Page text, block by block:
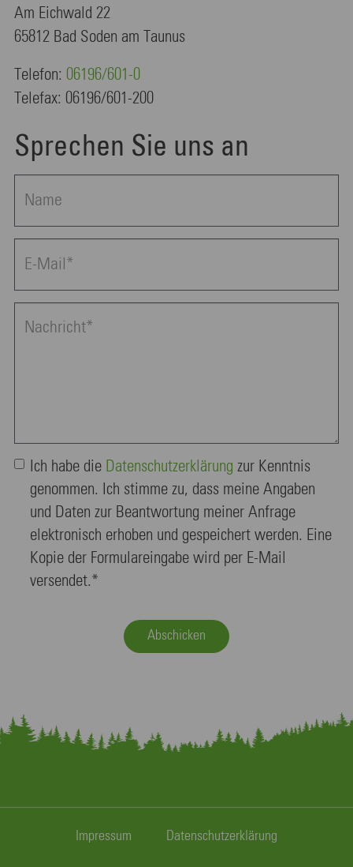
Am Eichwald 22
65812 Bad Soden am Taunus
Telefon: 06196/601-0
Telefax: 06196/601-200
Sprechen Sie uns an
Ich habe die Daten­schutz­erklä­rung zur Kenntnis
genommen. Ich stimme zu, dass meine Angaben
und Daten zur Beantwortung meiner Anfrage
elektronisch erhoben und gespeichert werden. Eine
Kopie der Formulareingabe wird per E-Mail
versendet.*
Abschicken
Impressum Datenschutzerklärung